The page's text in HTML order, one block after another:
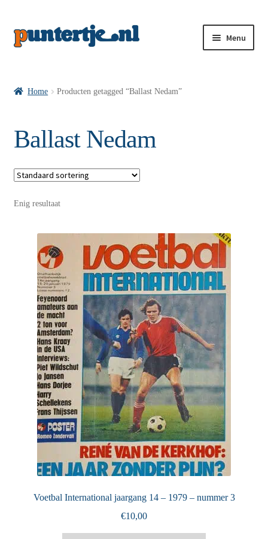
Menu
VI’s met Posters
Wie is puntertje
Puntertjes
Contact
Home Producten getagged “Ballast Nedam”
Ballast Nedam
Enig resultaat
Voetbal International jaargang 14 – 1979 – nummer 3
€10,00